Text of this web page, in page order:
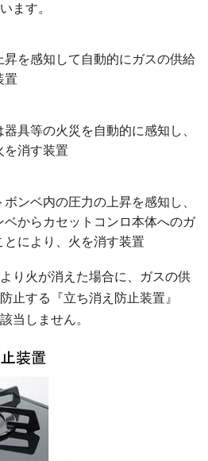
ます。
を感知して自動的にガスの供給
置
具等の火災を自動的に感知し、
を消す装置
ンベ内の圧力の上昇を感知し、
ベからカセットコンロ本体へのガ
とにより、火を消す装置
り火が消えた場合に、ガスの供
止する『立ち消え防止装置』
当しません。